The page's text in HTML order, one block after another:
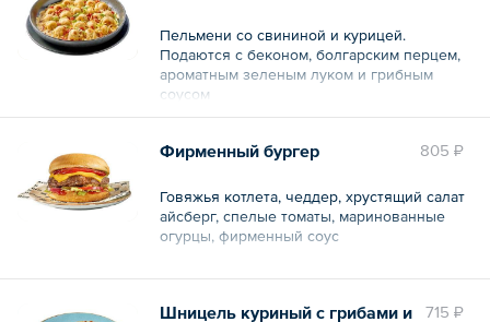
Пельмени со свининой и курицей.
Подаются с беконом, болгарским перцем,
ароматным зеленым луком и грибным
соусом
805 ₽
Фирменный бургер
Говяжья котлета, чеддер, хрустящий салат
айсберг, спелые томаты, маринованные
огурцы, фирменный соус
Общий вес – 290 г
715 ₽
Шницель куриный с грибами и